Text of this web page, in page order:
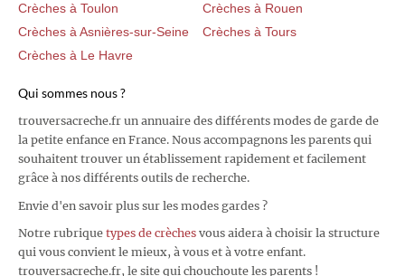
Crèches à Toulon
Crèches à Rouen
Crèches à Asnières-sur-Seine
Crèches à Tours
Crèches à Le Havre
Qui sommes nous ?
trouversacreche.fr un annuaire des différents modes de garde de
la petite enfance en France. Nous accompagnons les parents qui
souhaitent trouver un établissement rapidement et facilement
grâce à nos différents outils de recherche.
Envie d'en savoir plus sur les modes gardes ?
Notre rubrique types de crèches vous aidera à choisir la structure
qui vous convient le mieux, à vous et à votre enfant.
trouversacreche.fr, le site qui chouchoute les parents !